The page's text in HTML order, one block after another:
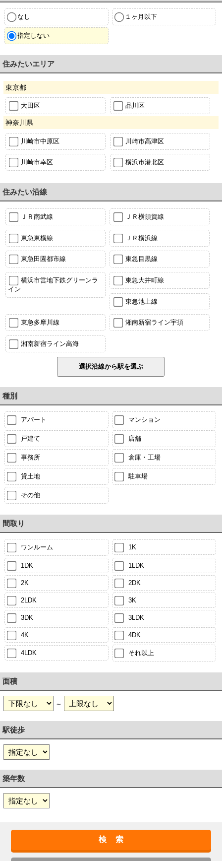
なし １ヶ月以下
指定しない
住みたいエリア
東京都
大田区 品川区
神奈川県
川崎市中原区 川崎市高津区
川崎市幸区 横浜市港北区
住みたい沿線
ＪＲ南武線 ＪＲ横須賀線
東急東横線 ＪＲ横浜線
東急田園都市線 東急目黒線
横浜市営地下鉄グリーンラ
イン
東急大井町線
東急池上線
東急多摩川線 湘南新宿ライン宇須
湘南新宿ライン高海
種別
アパート マンション
戸建て 店舗
事務所 倉庫・工場
貸土地 駐車場
その他
間取り
ワンルーム 1K
1DK 1LDK
2K 2DK
2LDK 3K
3DK 3LDK
4K 4DK
4LDK それ以上
面積
～
駅徒歩
築年数